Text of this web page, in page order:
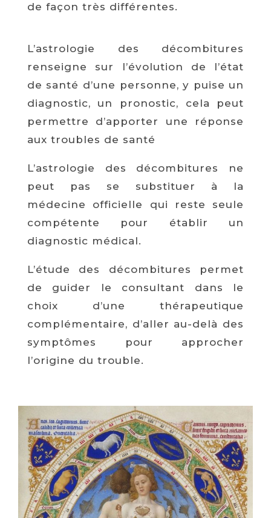
de façon très différentes.
L’astrologie des décombitures
renseigne sur l’évolution de l’état
de santé d’une personne, y puise un
diagnostic, un pronostic, cela peut
permettre d’apporter une réponse
aux troubles de santé
L’astrologie des décombitures ne
peut pas se substituer à la
médecine officielle qui reste seule
compétente pour établir un
diagnostic médical.
L’étude des décombitures permet
de guider le consultant dans le
choix d’une thérapeutique
complémentaire, d’aller au-delà des
symptômes pour approcher
l’origine du trouble.